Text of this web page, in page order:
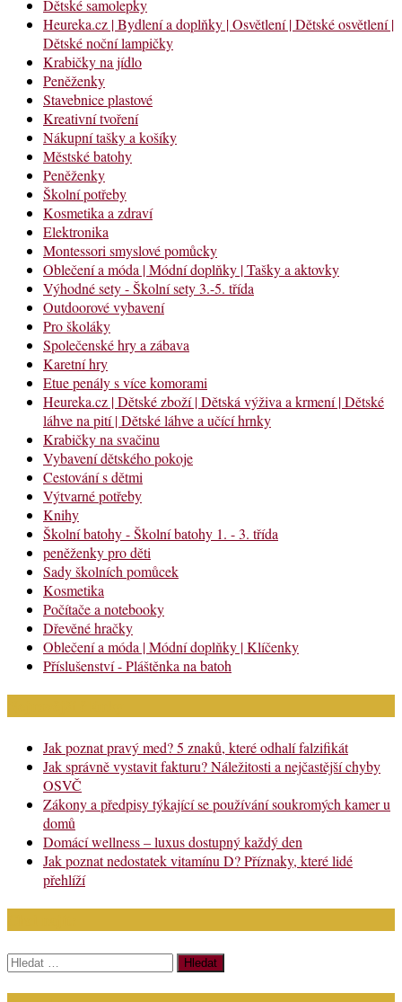
Dětské samolepky
Heureka.cz | Bydlení a doplňky | Osvětlení | Dětské osvětlení |
Dětské noční lampičky
Krabičky na jídlo
Peněženky
Stavebnice plastové
Kreativní tvoření
Nákupní tašky a košíky
Městské batohy
Peněženky
Školní potřeby
Kosmetika a zdraví
Elektronika
Montessori smyslové pomůcky
Oblečení a móda | Módní doplňky | Tašky a aktovky
Výhodné sety - Školní sety 3.-5. třída
Outdoorové vybavení
Pro školáky
Společenské hry a zábava
Karetní hry
Etue penály s více komorami
Heureka.cz | Dětské zboží | Dětská výživa a krmení | Dětské
láhve na pití | Dětské láhve a učící hrnky
Krabičky na svačinu
Vybavení dětského pokoje
Cestování s dětmi
Výtvarné potřeby
Knihy
Školní batohy - Školní batohy 1. - 3. třída
peněženky pro děti
Sady školních pomůcek
Kosmetika
Počítače a notebooky
Dřevěné hračky
Oblečení a móda | Módní doplňky | Klíčenky
Příslušenství - Pláštěnka na batoh
Jak poznat pravý med? 5 znaků, které odhalí falzifikát
Jak správně vystavit fakturu? Náležitosti a nejčastější chyby
OSVČ
Zákony a předpisy týkající se používání soukromých kamer u
domů
Domácí wellness – luxus dostupný každý den
Jak poznat nedostatek vitamínu D? Příznaky, které lidé
přehlíží
Vyhledávání